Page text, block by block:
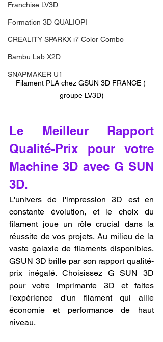
Franchise LV3D
Formation 3D QUALIOPI
CREALITY SPARKX i7 Color Combo
Bambu Lab X2D
SNAPMAKER U1
Filament PLA chez GSUN 3D FRANCE (
groupe LV3D)
Le Meilleur Rapport
Qualité-Prix pour votre
Machine 3D avec G SUN
3D.
L'univers de l'impression 3D est en
constante évolution, et le choix du
filament joue un rôle crucial dans la
réussite de vos projets. Au milieu de la
vaste galaxie de filaments disponibles,
GSUN 3D brille par son rapport qualité-
prix inégalé. Choisissez G SUN 3D
pour votre imprimante 3D et faites
l'expérience d'un filament qui allie
économie et performance de haut
niveau.